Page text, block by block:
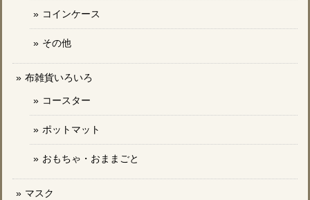
コインケース
その他
布雑貨いろいろ
コースター
ポットマット
おもちゃ・おままごと
マスク